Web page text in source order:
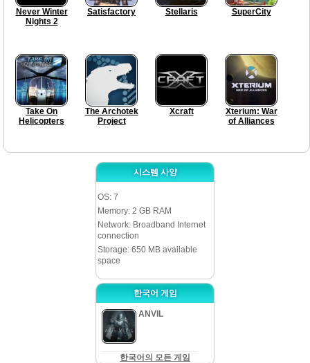
Never Winter
Nights 2
Satisfactory Stellaris SuperCity
Take On
Helicopters
The Archotek
Project
Xcraft
Xterium: War
of Alliances
시스템 사양
OS: 7
Memory: 2 GB RAM
Network: Broadband Internet
connection
Storage: 650 MB available
space
한국어 게임
ANVIL
한국어의 모든 게임